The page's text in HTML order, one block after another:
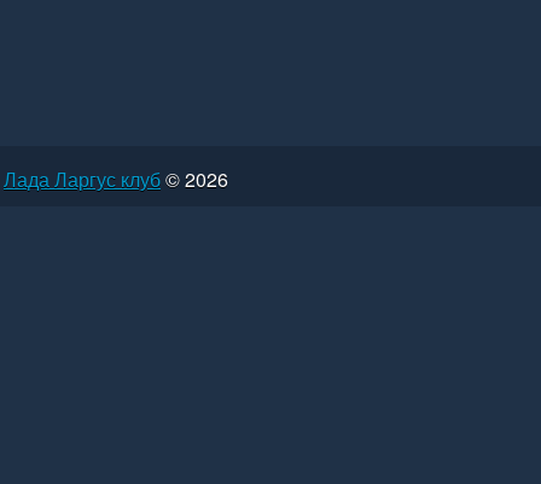
Лада Ларгус клуб© 2026